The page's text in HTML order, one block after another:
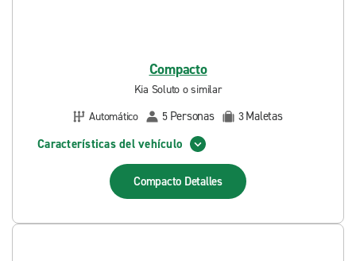
Compacto
Kia Soluto o similar
Automático
5 Personas 3Maletas
Características del vehículo
Compacto Detalles